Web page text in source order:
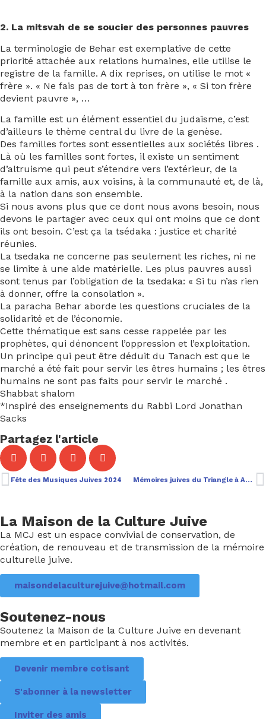
2. La mitsvah de se soucier des personnes pauvres
La terminologie de Behar est exemplative de cette
priorité attachée aux relations humaines, elle utilise le
registre de la famille. A dix reprises, on utilise le mot «
frère ». « Ne fais pas de tort à ton frère », « Si ton frère
devient pauvre », …
La famille est un élément essentiel du judaïsme, c’est
d’ailleurs le thème central du livre de la genèse.
Des familles fortes sont essentielles aux sociétés libres .
Là où les familles sont fortes, il existe un sentiment
d’altruisme qui peut s’étendre vers l’extérieur, de la
famille aux amis, aux voisins, à la communauté et, de là,
à la nation dans son ensemble.
Si nous avons plus que ce dont nous avons besoin, nous
devons le partager avec ceux qui ont moins que ce dont
ils ont besoin. C’est ça la tsédaka : justice et charité
réunies.
La tsedaka ne concerne pas seulement les riches, ni ne
se limite à une aide matérielle. Les plus pauvres aussi
sont tenus par l’obligation de la tsedaka: « Si tu n’as rien
à donner, offre la consolation ».
La paracha Behar aborde les questions cruciales de la
solidarité et de l’économie.
Cette thématique est sans cesse rappelée par les
prophètes, qui dénoncent l’oppression et l’exploitation.
Un principe qui peut être déduit du Tanach est que le
marché a été fait pour servir les êtres humains ; les êtres
humains ne sont pas faits pour servir le marché .
Shabbat shalom
*Inspiré des enseignements du Rabbi Lord Jonathan
Sacks
Partagez l'article
Fête des Musiques Juives 2024 Mémoires juives du Triangle à Anderlecht
La Maison de la Culture Juive
La MCJ est un espace convivial de conservation, de
création, de renouveau et de transmission de la mémoire
culturelle juive.
maisondelaculturejuive@hotmail.com
Soutenez-nous
Soutenez la Maison de la Culture Juive en devenant
membre et en participant à nos activités.
Devenir membre cotisant
S'abonner à la newsletter
Inviter des amis